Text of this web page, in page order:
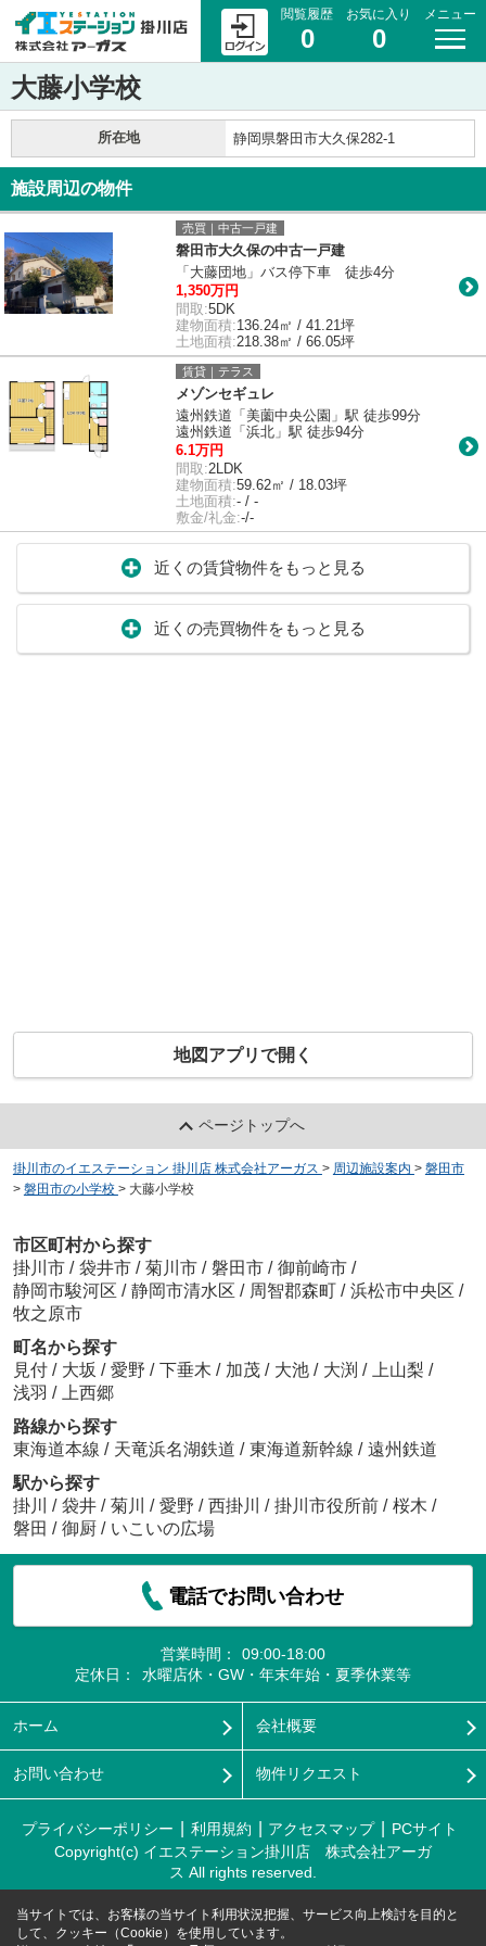
閲覧履歴
0
お気に入り
0
メニュー
大藤小学校
所在地 静岡県磐田市大久保282-1
施設周辺の物件
売買｜中古一戸建
磐田市大久保の中古一戸建
「大藤団地」バス停下車 徒歩4分
1,350万円
間取:5DK
建物面積:136.24㎡ / 41.21坪
土地面積:218.38㎡ / 66.05坪
賃貸｜テラス
メゾンセギュレ
遠州鉄道「美薗中央公園」駅 徒歩99分
遠州鉄道「浜北」駅 徒歩94分
6.1万円
間取:2LDK
建物面積:59.62㎡ / 18.03坪
土地面積:- / -
敷金/礼金:-/-
近くの賃貸物件をもっと見る
近くの売買物件をもっと見る
地図アプリで開く
ページトップへ
掛川市のイエステーション 掛川店 株式会社アーガス > 周辺施設案内 > 磐田市
> 磐田市の小学校 > 大藤小学校
市区町村から探す
掛川市 / 袋井市 / 菊川市 / 磐田市 / 御前崎市 /
静岡市駿河区 / 静岡市清水区 / 周智郡森町 / 浜松市中央区 /
牧之原市
町名から探す
見付 / 大坂 / 愛野 / 下垂木 / 加茂 / 大池 / 大渕 / 上山梨 /
浅羽 /
上西郷
路線から探す
東海道本線 / 天竜浜名湖鉄道 / 東海道新幹線 / 遠州鉄道
駅から探す
掛川
/ 袋井 / 菊川 / 愛野 / 西掛川 / 掛川市役所前 / 桜木 /
磐田 / 御厨 / いこいの広場
電話でお問い合わせ
営業時間：
09:00-18:00
定休日：
水曜店休・GW・年末年始・夏季休業等
ホーム 会社概要
お問い合わせ 物件リクエスト
プライバシーポリシー 利用規約 アクセスマップ
PCサイト
Copyright(c) イエステーション掛川店 株式会社アーガ
ス All rights reserved.
当サイトでは、お客様の当サイト利用状況把握、サービス向上検討を目的と
して、クッキー（Cookie）を使用しています。